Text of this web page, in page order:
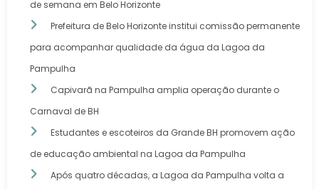
de semana em Belo Horizonte
Prefeitura de Belo Horizonte institui comissão permanente
para acompanhar qualidade da água da Lagoa da
Pampulha
Capivarã na Pampulha amplia operação durante o
Carnaval de BH
Estudantes e escoteiros da Grande BH promovem ação
de educação ambiental na Lagoa da Pampulha
Após quatro décadas, a Lagoa da Pampulha volta a